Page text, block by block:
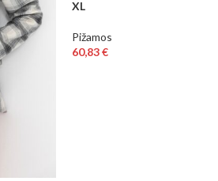
XL
Pižamos
60,83€